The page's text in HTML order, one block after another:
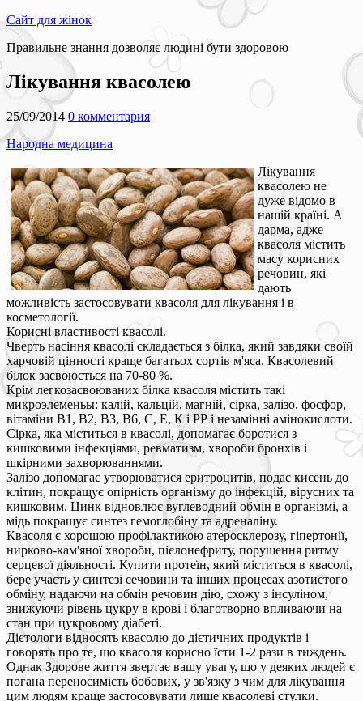
Сайт для жінок
Правильне знання дозволяє людині бути здоровою
Лікування квасолею
25/09/2014 0 комментария
Народна медицина
Лікування
квасолею не
дуже відомо в
нашій країні. А
дарма, адже
квасоля містить
масу корисних
речовин, які
дають
можливість застосовувати квасоля для лікування і в
косметології.
Корисні властивості квасолі.
Чверть насіння квасолі складається з білка, який завдяки своїй
харчовій цінності краще багатьох сортів м'яса. Квасолевий
білок засвоюється на 70-80 %.
Крім легкозасвоюваних білка квасоля містить такі
микроэлеменьы: калій, кальцій, магній, сірка, залізо, фосфор,
вітаміни В1, В2, В3, В6, С, Е, К і РР і незамінні амінокислоти.
Сірка, яка міститься в квасолі, допомагає боротися з
кишковими інфекціями, ревматизм, хвороби бронхів і
шкірними захворюваннями.
Залізо допомагає утворюватися еритроцитів, подає кисень до
клітин, покращує опірність організму до інфекцій, вірусних та
кишковим. Цинк відновлює вуглеводний обмін в організмі, а
мідь покращує синтез гемоглобіну та адреналіну.
Квасоля є хорошою профілактикою атеросклерозу, гіпертонії,
нирково-кам'яної хвороби, пієлонефриту, порушення ритму
серцевої діяльності. Купити протеїн, який міститься в квасолі,
бере участь у синтезі сечовини та інших процесах азотистого
обміну, надаючи на обмін речовин дію, схожу з інсуліном,
знижуючи рівень цукру в крові і благотворно впливаючи на
стан при цукровому діабеті.
Дієтологи відносять квасолю до дієтичних продуктів і
говорять про те, що квасоля корисно їсти 1-2 рази в тиждень.
Однак Здорове життя звертає вашу увагу, що у деяких людей є
погана переносимість бобових, у зв'язку з чим для лікування
цим людям краще застосовувати лише квасолеві стулки.